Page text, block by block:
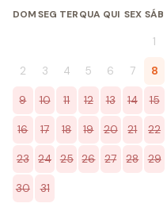
DOMSEG TERQUA QUI SEX SÁB
1
2 3 4 5 6 7 8
9 10 11 12 13 14 15
16 17 18 19 20 21 22
23 24 25 26 27 28 29
30 31